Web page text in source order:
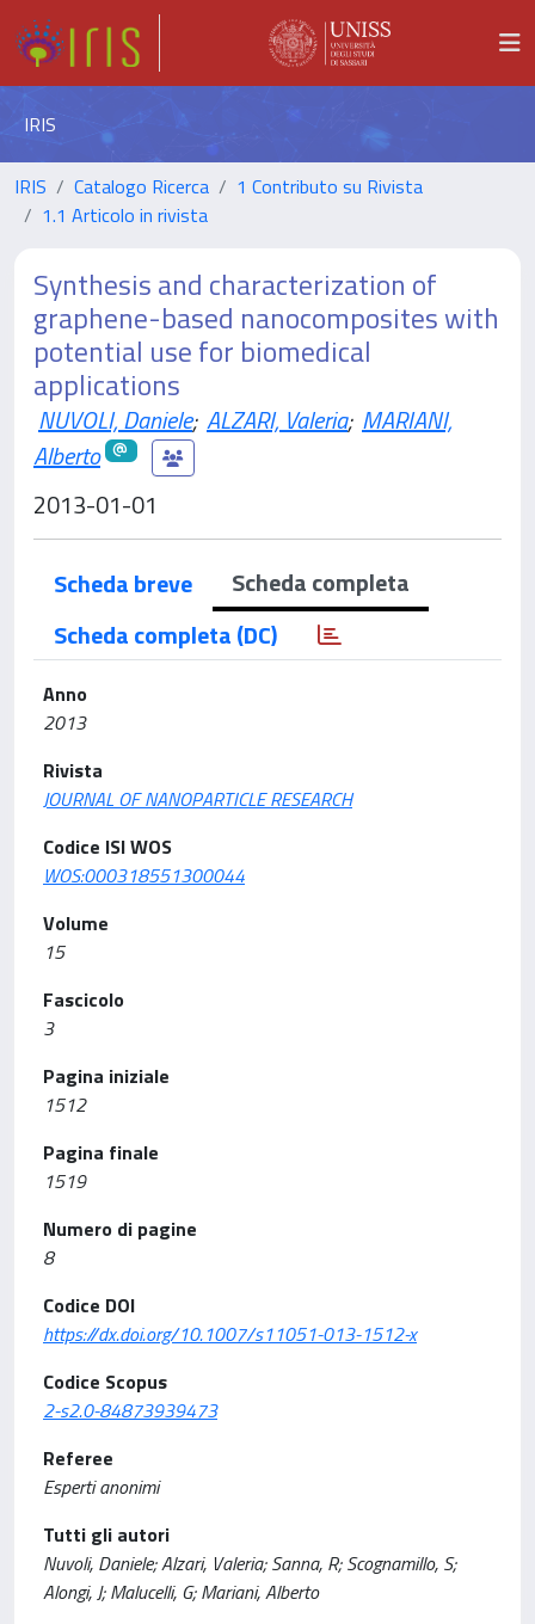
IRIS
IRIS Catalogo Ricerca
1 Contributo su Rivista
1.1 Articolo in rivista
Synthesis and characterization of
graphene-based nanocomposites with
potential use for biomedical
applications
NUVOLI, Daniele; ALZARI, Valeria; MARIANI,
Alberto
2013-01-01
Scheda breve
Scheda completa
Scheda completa (DC)
Anno
2013
Rivista
JOURNAL OF NANOPARTICLE RESEARCH
Codice ISI WOS
WOS:000318551300044
Volume
15
Fascicolo
3
Pagina iniziale
1512
Pagina finale
1519
Numero di pagine
8
Codice DOI
https://dx.doi.org/10.1007/s11051-013-1512-x
Codice Scopus
2-s2.0-84873939473
Referee
Esperti anonimi
Tutti gli autori
Nuvoli, Daniele; Alzari, Valeria; Sanna, R; Scognamillo, S;
Alongi, J; Malucelli, G; Mariani, Alberto